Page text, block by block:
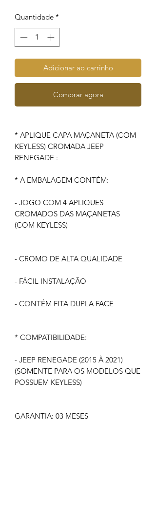
Quantidade *
Adicionar ao carrinho
Comprar agora
* APLIQUE CAPA MAÇANETA (COM
KEYLESS) CROMADA JEEP
RENEGADE :
* A EMBALAGEM CONTÉM:
- JOGO COM 4 APLIQUES
CROMADOS DAS MAÇANETAS
(COM KEYLESS)
- CROMO DE ALTA QUALIDADE
- FÁCIL INSTALAÇÃO
- CONTÉM FITA DUPLA FACE
* COMPATIBILIDADE:
- JEEP RENEGADE (2015 À 2021)
(SOMENTE PARA OS MODELOS QUE
POSSUEM KEYLESS)
GARANTIA: 03 MESES